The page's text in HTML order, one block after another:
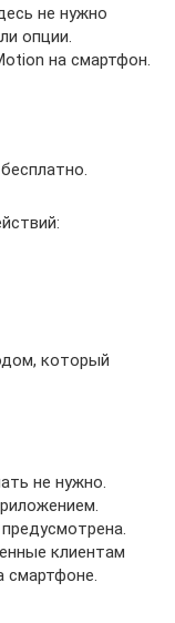
не нужно
опции.
на смартфон.
который
не нужно.
клиентам
смартфоне.